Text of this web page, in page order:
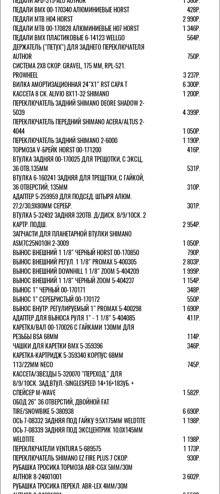
ПЕДАЛИ BMX 00-170340 АЛЮМИНИЕВЫЕ HORST
428Р.
ПЕДАЛИ MTB H04 HORST
2 990Р.
ПЕДАЛИ MTB 00-170828 АЛЮМИНИЕВЫЕ H07 HORST
1 346Р.
ПЕДАЛИ BMX ПЛАСТИКОВЫЕ 6-14123 WELLGO
564Р.
ДЕРЖАТЕЛЬ ("ПЕТУХ") ДЛЯ ЗАДНЕГО ПЕРЕКЛЮЧАТЕЛЯ
AUTHOR
750Р.
СИСТЕМА 2Х8 СКОР. GRAVEL, 175 ММ, RPL-521.
PROWHEEL
3 237Р.
ВИЛКА АМОРТИЗАЦИОННАЯ 24"Х1" RST CAPA Т
6 300Р.
КАССЕТА 8 СК. ALIVIO 8Х11-32 SHIMANO
1 200Р.
ПЕРЕКЛЮЧАТЕЛЬ ЗАДНИЙ SHIMANO DEORE SHADOW 2-
5039
4 399Р.
ПЕРЕКЛЮЧАТЕЛЬ ПЕРЕДНИЙ SHIMANO ACERA/ALTUS 2-
4044
1 050Р.
ПЕРЕКЛЮЧАТЕЛЬ ЗАДНИЙ SHIMANO 2-6000
1 190Р.
ТОРМОЗА V-БРЕЙК HORST 00-171200
416Р.
ВТУЛКА ЗАДНЯЯ 00-170025 ДЛЯ ТРЕЩОТКИ, С ЭКСЦ,
36 ОТВ,135ММ
531Р.
ВТУЛКА 6-160241 ЗАДНЯЯ ДЛЯ ТРЕЩЕТКИ, С ГАЙКОЙ,
36 ОТВЕРСТИЙ, 135ММ
310Р.
АДАПТЕР 5-259959 ДЛЯ ПОДСЕД. ШТЫРЯ АЛЮМ.
27,2/30,9Х80ММ СЕРЕБР.
301Р.
ВТУЛКА 5-32492 ЗАДНЯЯ 32ОТВ. Д/ДИСК. 8/9/10СК. 2
КАРТР. ПОДШ.
2 954Р.
ЗАПЧАСТИ ДЛЯ ПЛАНЕТАРНОЙ ВТУЛКИ SHIMANO
ASM7C25N010H 2-3009
1 050Р.
ВЫНОС ВНЕШНИЙ 1 1/8" ЧЕРНЫЙ HORST 00-170850
790Р.
ВЫНОС ВНЕШНИЙ РЕГУЛ. 1 1/8" PROMAX 5-400305
2 803Р.
ВЫНОС ВНЕШНИЙ DOWNHILL 1 1/8" ZOOM 5-404209
1 999Р.
ВЫНОС ВНЕШНИЙ 1 1/8" ЧЕРНЫЙ ZOOM 5-404237
1 154Р.
ВЫНОС 1" ЧЕРНЫЙ 00-170171
348Р.
ВЫНОС 1" СЕРЕБРИСТЫЙ 00-170172
550Р.
ВЫНОС ВНУТР. РЕГУЛИРУЕМЫЙ 1" PROMAX 5-400298
1 690Р.
АДАПТЕР ДЛЯ ВЫНОСА РУЛЯ 1" - 1 1/8" 5-404085
411Р.
КАРЕТКА/ВАЛ 00-170026 С ГАЙКАМИ 130ММ ДЛЯ
РЕЗЬБЫ BSA 68ММ
114Р.
ЧАШКИ ДЛЯ КАРЕТКИ BMX 5-359396
346Р.
КАРЕТКА-КАРТРИДЖ 5-359340 КОРПУС 68ММ
113/22ММ NECO
745Р.
КАССЕТА/ЗВЕЗДЫ 5-320070 "ПЕРЕХОД." ДЛЯ
8/9/10СК. ЗАД.ВТУЛ.-SINGLESPEED 14+16+18ЗУБ. +
СПЕЙСЕР M-WAVE
1 582Р.
ОБОД 26" 36 ОТВЕРСТИЙ, ДВОЙНОЙ FAT
TIRE/SNOWBIKE 5-380938
6 690Р.
ОСЬ 7-08332 ЗАДНЯЯ ПОД ГАЙКУ 9.5Х175ММ WELDTITE
1 198Р.
ОСЬ 7-08339 ЗАДНЯЯ ПОД ЭКСЦЕНТРИК 10.0Х145ММ
WELDTITE
1 198Р.
ПЕРЕКЛЮЧАТЕЛИ VENTURA 5-689575
1 173Р.
ПЕРЕКЛЮЧАТЕЛЬ SHIMANO EZ FIRE PLUS 7 СКОР.
930Р.
РУБАШКА ТРОСИКА ТОРМОЗА ABR-CGX 5MM/30M
AUTHOR 8-24601001
3 602Р.
РУБАШКА ТРОСИКА ПЕРЕКЛ. ABR-LEX 4MM/30M